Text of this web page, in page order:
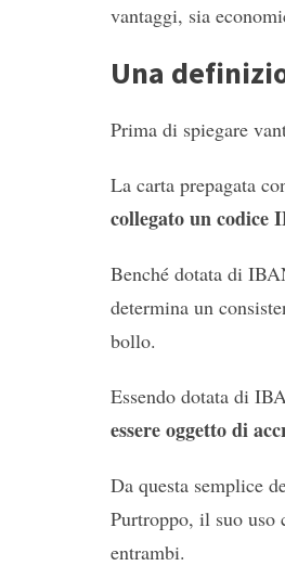
vantaggi, sia
Una
Prima di spiegare
La carta prepagata
collegato un codice
Benché dotata di
determina un
bollo.
Essendo dotata di
essere oggetto di
Da questa semplice
Purtroppo, il suo uso
entrambi.